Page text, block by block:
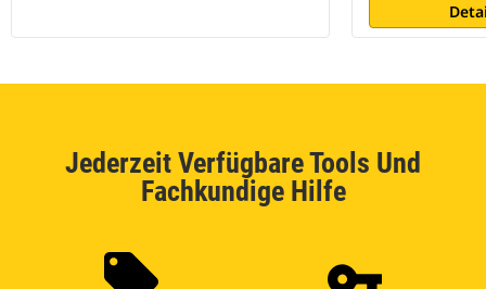
Jederzeit Verfügbare Tools Und
Fachkundige Hilfe